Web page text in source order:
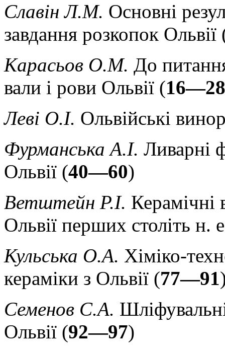
Славін Л.М. Основні
завдання розкопок Ольвії
Карасьов О.М. До
вали і рови Ольвії (16—28
Леві О.І. Ольвійські
Фурманська А.І. Ливарні
Ольвії (40—60)
Ветштейн P.І. Керамічні
Ольвії перших століть н.
Кульська О.А. Хіміко-
кераміки з Ольвії (77—91
Семенов С.А.
Ольвії (92—97)